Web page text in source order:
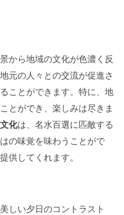
から地域の文化が色濃く反
元の人々との交流が促進さ
ことができます。特に、地
とができ、楽しみは尽きま
化は、名水百選に匹敵する
の味覚を味わうことがで
供してくれます。
しい夕日のコントラスト